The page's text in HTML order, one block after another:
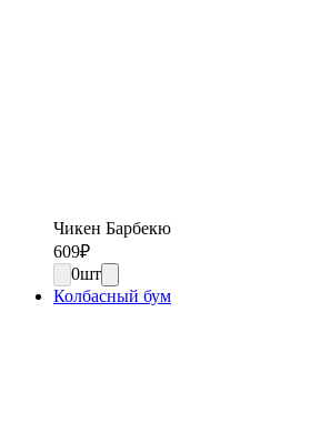
Чикен Барбекю
609₽
0шт
Колбасный бум